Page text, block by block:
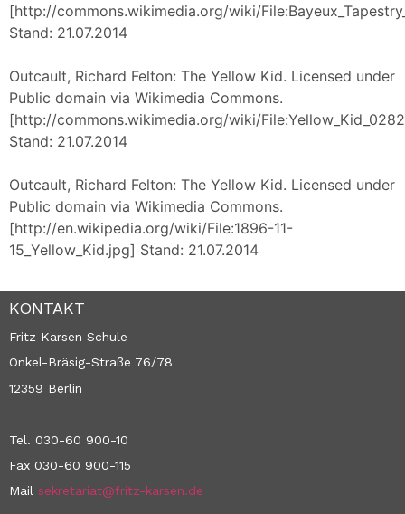
[http://commons.wikimedia.org/wiki/
Stand: 21.07.2014
Outcault, Richard Felton: The Yellow Kid. Licensed under
Public domain via Wikimedia Commons.
[http://commons.wikimedia.org/wiki/
Stand: 21.07.2014
Outcault, Richard Felton: The Yellow Kid. Licensed under
Public domain via Wikimedia Commons.
[http://en.wikipedia.org/wiki/File:1896-11-
15_Yellow_Kid.jpg] Stand: 21.07.2014
KONTAKT
Fritz Karsen Schule
Onkel-Bräsig-Straße 76/78
12359 Berlin
Tel. 030-60 900-10
Fax 030-60 900-115
Mail sekretariat@fritz-karsen.de